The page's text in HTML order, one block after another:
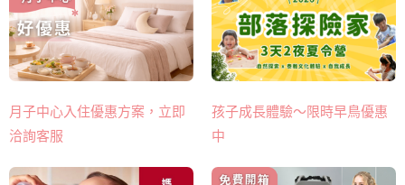
月子中心入住優惠方案，立即
洽詢客服
孩子成長體驗～限時早鳥優惠
中